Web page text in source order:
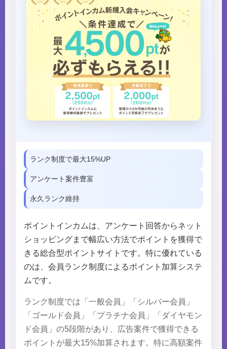
ランク制度で最大15%UP
アンケート案件豊富
永久ランク維持
ポイントインカムは、アンケート回答からネット
ショッピングまで幅広い方法でポイントを獲得で
きる総合型ポイントサイトです。特に優れている
のは、会員ランク制度によるポイント加算システ
ムです。
ランク制度では「一般会員」「シルバー会員」
「ゴールド会員」「プラチナ会員」「ダイヤモン
ド会員」の5段階があり、広告案件で獲得できる
ポイントが最大15%加算されます。特に高額案件